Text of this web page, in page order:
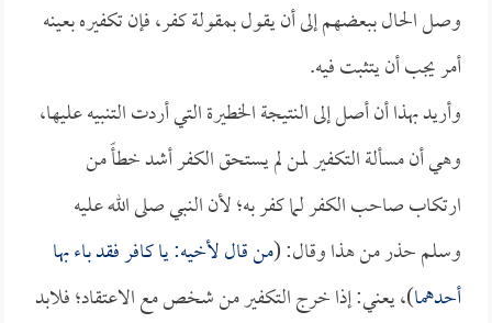
وصل الحال ببعضهم إلى أن يقول بمقولة كفر، فإن تكفيره بعينه
أمر يجب أن يتثبت فيه.
وأريد بهذا أن أصل إلى النتيجة الخطيرة التي أردت التنبيه عليها،
وهي أن مسألة التكفير لمن لم يستحق الكفر أشد خطأً من
ارتكاب صاحب الكفر لما كفر به؛ لأن النبي صلى الله عليه
وسلم حذر من هذا وقال: (من قال لأخيه: يا كافر فقد باء بها
أحدهما)، يعني: إذا خرج التكفير من شخص مع الاعتقاد؛ فلابد